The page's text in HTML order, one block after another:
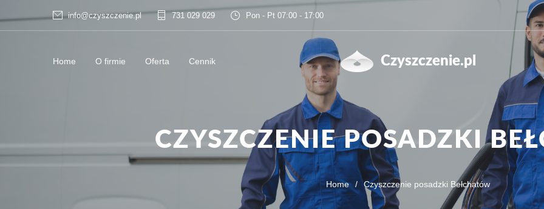
info@czyszczenie.pl 731 029 029 Pon - Pt 07:00 - 17:00
Home O firmie Oferta Cennik Czyszczenie.pl
CZYSZCZENIE POSADZKI
Home / Czyszczenie posadzki Bełchatów